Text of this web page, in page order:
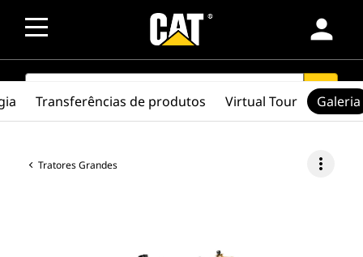
person
SEARCH search
Tratores Grandes more_vert
Transferências de produtos Virtual Tour Galeria